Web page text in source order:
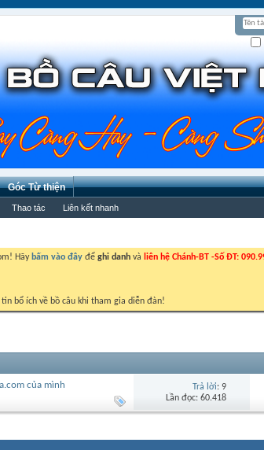
Thao tác Liên kết nhanh
Góc Từ thiện
Hãy bấm vào đây để ghi danh và liên hệ Chánh-BT -Số ĐT:
bổ ích về bồ câu khi tham gia diễn đàn!
của mình Trả lời: 9
Lần đọc: 60.418